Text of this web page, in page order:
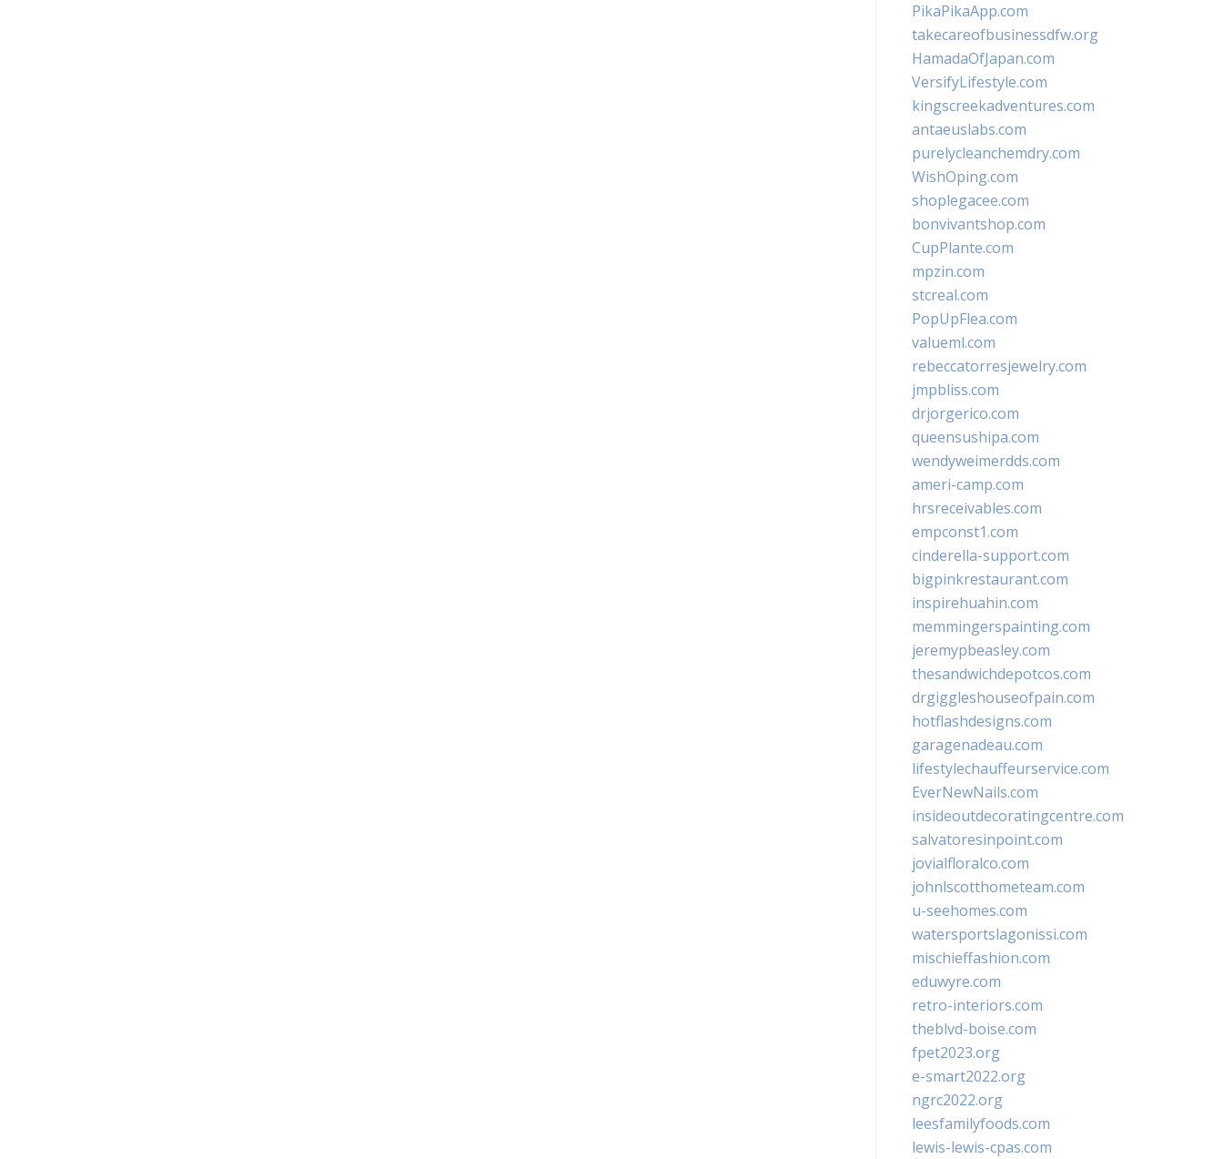
PikaPikaApp.com
takecareofbusinessdfw.org
HamadaOfJapan.com
VersifyLifestyle.com
kingscreekadventures.com
antaeuslabs.com
purelycleanchemdry.com
WishOping.com
shoplegacee.com
bonvivantshop.com
CupPlante.com
mpzin.com
stcreal.com
PopUpFlea.com
valueml.com
rebeccatorresjewelry.com
jmpbliss.com
drjorgerico.com
queensushipa.com
wendyweimerdds.com
ameri-camp.com
hrsreceivables.com
empconst1.com
cinderella-support.com
bigpinkrestaurant.com
inspirehuahin.com
memmingerspainting.com
jeremypbeasley.com
thesandwichdepotcos.com
drgiggleshouseofpain.com
hotflashdesigns.com
garagenadeau.com
lifestylechauffeurservice.com
EverNewNails.com
insideoutdecoratingcentre.com
salvatoresinpoint.com
jovialfloralco.com
johnlscotthometeam.com
u-seehomes.com
watersportslagonissi.com
mischieffashion.com
eduwyre.com
retro-interiors.com
theblvd-boise.com
fpet2023.org
e-smart2022.org
ngrc2022.org
leesfamilyfoods.com
lewis-lewis-cpas.com